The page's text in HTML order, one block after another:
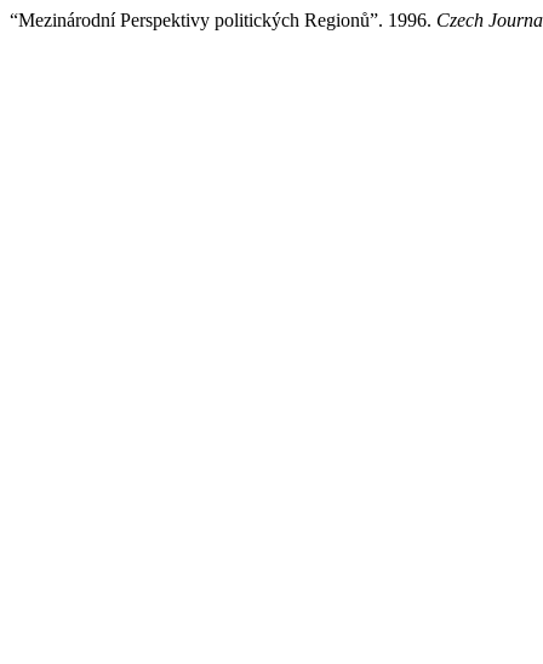
“Mezinárodní Perspektivy politických Regionů”. 1996. Czech